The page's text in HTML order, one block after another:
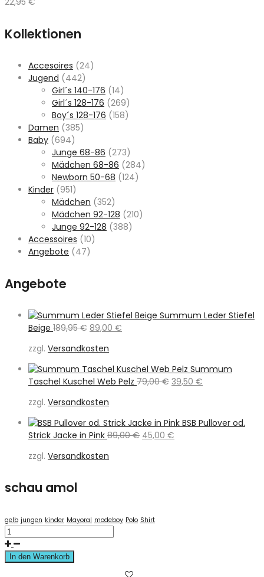
Kollektionen
Accesoires (24)
Jugend (442)
Girl´s 140-176 (14)
Girl´s 128-176 (269)
Boy´s 128-176 (158)
Damen (385)
Baby (694)
Junge 68-86 (273)
Mädchen 68-86 (284)
Newborn 50-68 (124)
Kinder (951)
Mädchen (352)
Mädchen 92-128 (210)
Junge 92-128 (388)
Accessoires (10)
Angebote (47)
Angebote
Summum Leder Stiefel
Beige 189,95€ Ursprünglicher
war:
189,95 €
89,00 €
89,00 €.
zzgl. Versandkosten
Summum
Taschel Kuschel Web Pelz 79,00€ Ursprünglicher
79,00 €
39,50 €
39,50 €.
zzgl. Versandkosten
BSB Pullover od.
Strick Jacke in Pink 89,00€ Ursprünglicher
45,00 €
zzgl. Versandkosten
schau amol
gelb jungen kinder Mayoral modeboy Polo Shirt
In den Warenkorb